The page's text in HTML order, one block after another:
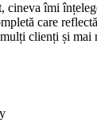
cineva îmi
care
clienți și mai